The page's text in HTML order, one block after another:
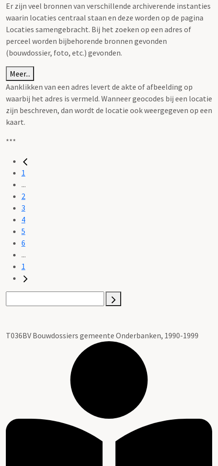
Er zijn veel bronnen van verschillende archiverende instanties
waarin locaties centraal staan en deze worden op de pagina
Locaties samengebracht. Bij het zoeken op een adres of
perceel worden bijbehorende bronnen gevonden
(bouwdossier, foto, etc.) gevonden.
Meer...
Aanklikken van een adres levert de akte of afbeelding op
waarbij het adres is vermeld. Wanneer geocodes bij een locatie
zijn beschreven, dan wordt de locatie ook weergegeven op een
kaart.
***
1
...
2
3
4
5
6
...
1
T036BV Bouwdossiers gemeente Onderbanken, 1990-1999